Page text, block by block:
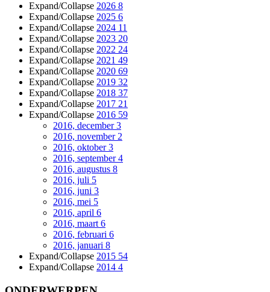
Expand/Collapse 2026 8
Expand/Collapse 2025 6
Expand/Collapse 2024 11
Expand/Collapse 2023 20
Expand/Collapse 2022 24
Expand/Collapse 2021 49
Expand/Collapse 2020 69
Expand/Collapse 2019 32
Expand/Collapse 2018 37
Expand/Collapse 2017 21
Expand/Collapse 2016 59
2016, december3
2016, november 2
2016, oktober3
2016, september4
2016, augustus 8
2016, juli 5
2016, juni 3
2016, mei 5
2016, april 6
2016, maart 6
2016, februari 6
2016, januari 8
Expand/Collapse 2015 54
Expand/Collapse 2014 4